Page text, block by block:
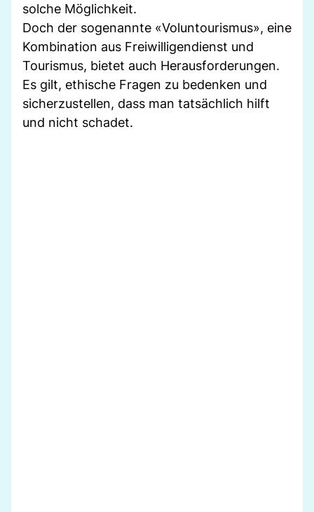
solche Möglichkeit.
Doch der sogenannte «Voluntourismus», eine
Kombination aus Freiwilligendienst und
Tourismus, bietet auch Herausforderungen.
Es gilt, ethische Fragen zu bedenken und
sicherzustellen, dass man tatsächlich hilft
und nicht schadet.